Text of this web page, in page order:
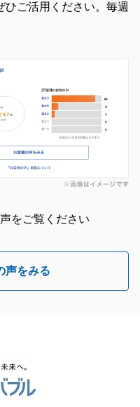
ご活用ください。毎週
をご覧ください
声をみる